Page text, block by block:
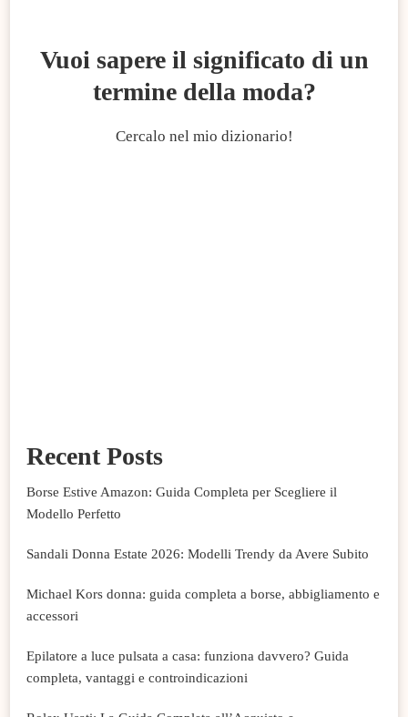
Vuoi sapere il significato di un
termine della moda?
Cercalo nel mio dizionario!
Recent Posts
Borse Estive Amazon: Guida Completa per Scegliere il
Modello Perfetto
Sandali Donna Estate 2026: Modelli Trendy da Avere Subito
Michael Kors donna: guida completa a borse, abbigliamento e
accessori
Epilatore a luce pulsata a casa: funziona davvero? Guida
completa, vantaggi e controindicazioni